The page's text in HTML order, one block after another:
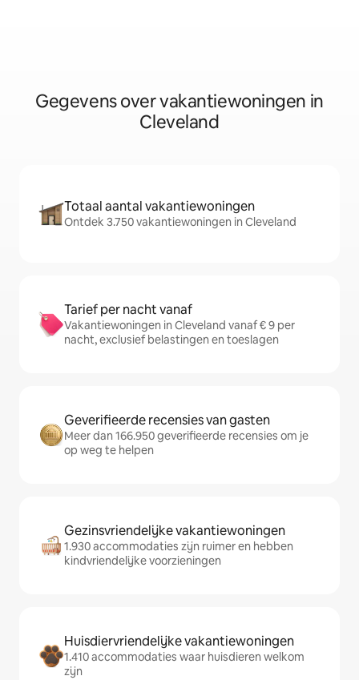
Gegevens over vakantiewoningen in
Cleveland
Totaal aantal vakantiewoningen
Ontdek 3.750 vakantiewoningen in Cleveland
Tarief per nacht vanaf
Vakantiewoningen in Cleveland vanaf € 9 per
nacht, exclusief belastingen en toeslagen
Geverifieerde recensies van gasten
Meer dan 166.950 geverifieerde recensies om je
op weg te helpen
Gezinsvriendelijke vakantiewoningen
1.930 accommodaties zijn ruimer en hebben
kindvriendelijke voorzieningen
Huisdiervriendelijke vakantiewoningen
1.410 accommodaties waar huisdieren welkom
zijn